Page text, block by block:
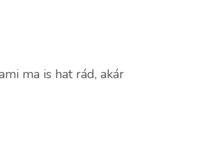
ma is hat rád, akár